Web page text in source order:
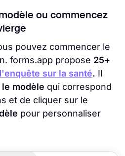
ou commencez
pouvez commencer le
forms.app propose 25+
sur la santé. Il
modèle qui correspond
et de cliquer sur le
pour personnaliser